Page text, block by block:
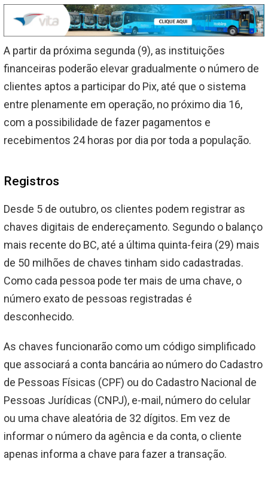
A partir da próxima segunda (9), as instituições
financeiras poderão elevar gradualmente o número de
clientes aptos a participar do Pix, até que o sistema
entre plenamente em operação, no próximo dia 16,
com a possibilidade de fazer pagamentos e
recebimentos 24 horas por dia por toda a população.
Registros
Desde 5 de outubro, os clientes podem registrar as
chaves digitais de endereçamento. Segundo o balanço
mais recente do BC, até a última quinta-feira (29) mais
de 50 milhões de chaves tinham sido cadastradas.
Como cada pessoa pode ter mais de uma chave, o
número exato de pessoas registradas é
desconhecido.
As chaves funcionarão como um código simplificado
que associará a conta bancária ao número do Cadastro
de Pessoas Físicas (CPF) ou do Cadastro Nacional de
Pessoas Jurídicas (CNPJ), e-mail, número do celular
ou uma chave aleatória de 32 dígitos. Em vez de
informar o número da agência e da conta, o cliente
apenas informa a chave para fazer a transação.